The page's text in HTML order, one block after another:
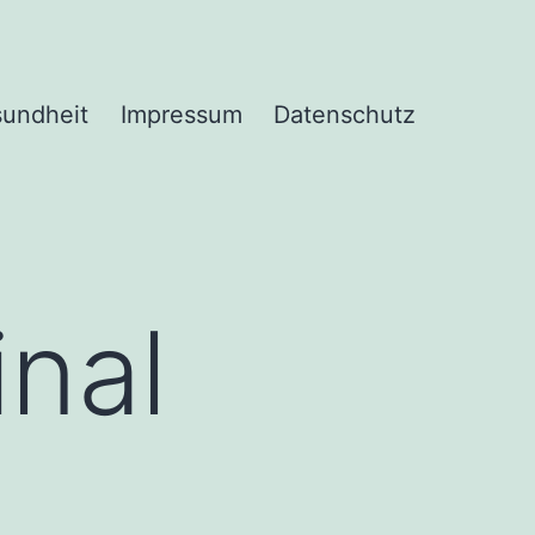
Impressum Datenschutz